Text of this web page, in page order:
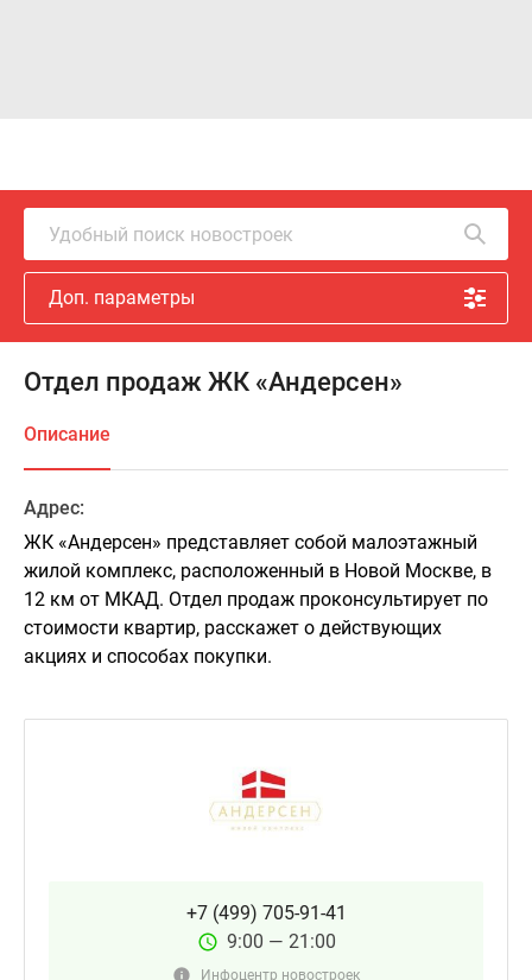
Удобный поиск новостроек
Доп. параметры
Отдел продаж ЖК «Андерсен»
Описание
Адрес:
ЖК «Андерсен» представляет собой малоэтажный
жилой комплекс, расположенный в Новой Москве, в
12 км от МКАД. Отдел продаж проконсультирует по
стоимости квартир, расскажет о действующих
акциях и способах покупки.
+7 (499) 705-91-41
9:00 — 21:00
Инфоцентр новостроек